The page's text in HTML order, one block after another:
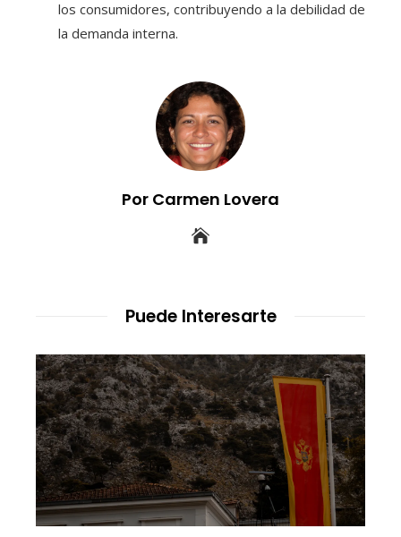
los consumidores, contribuyendo a la debilidad de
la demanda interna. ​
Por Carmen Lovera
Puede Interesarte